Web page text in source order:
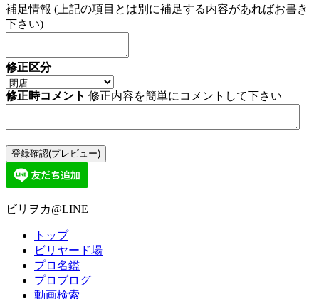
補足情報 (上記の項目とは別に補足する内容があればお書き
下さい)
修正区分
修正時コメント 修正内容を簡単にコメントして下さい
ビリヲカ@LINE
トップ
ビリヤード場
プロ名鑑
プロブログ
動画検索